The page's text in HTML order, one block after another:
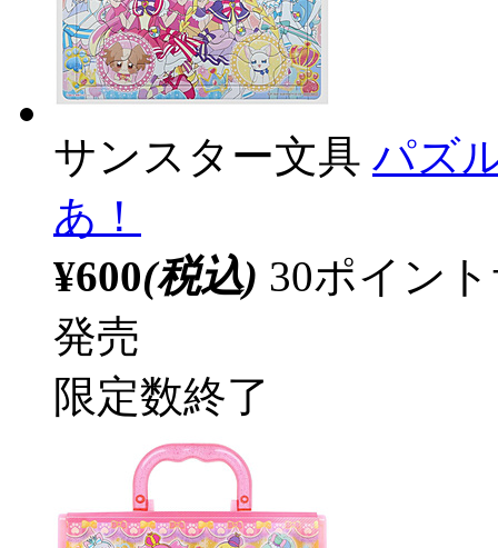
サンスター文具 パズ
あ！
¥600(税込) 30ポイン
発売
限定数終了